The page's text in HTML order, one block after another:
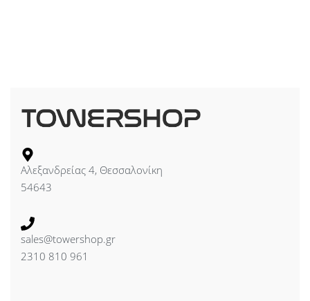
Αλεξανδρείας 4, Θεσσαλονίκη
54643
sales@towershop.gr
2310 810 961